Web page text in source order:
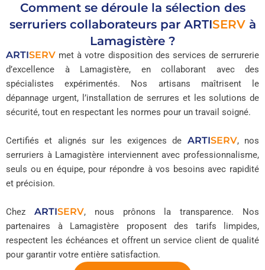
Comment se déroule la sélection des
serruriers collaborateurs par ARTISERVà
Lamagistère ?
ARTISERV met à votre disposition des services de serrurerie
d’excellence à Lamagistère, en collaborant avec des
spécialistes expérimentés. Nos artisans maîtrisent le
dépannage urgent, l’installation de serrures et les solutions de
sécurité, tout en respectant les normes pour un travail soigné.
Certifiés et alignés sur les exigences de ARTISERV, nos
serruriers à Lamagistère interviennent avec professionnalisme,
seuls ou en équipe, pour répondre à vos besoins avec rapidité
et précision.
Chez ARTISERV, nous prônons la transparence. Nos
partenaires à Lamagistère proposent des tarifs limpides,
respectent les échéances et offrent un service client de qualité
pour garantir votre entière satisfaction.